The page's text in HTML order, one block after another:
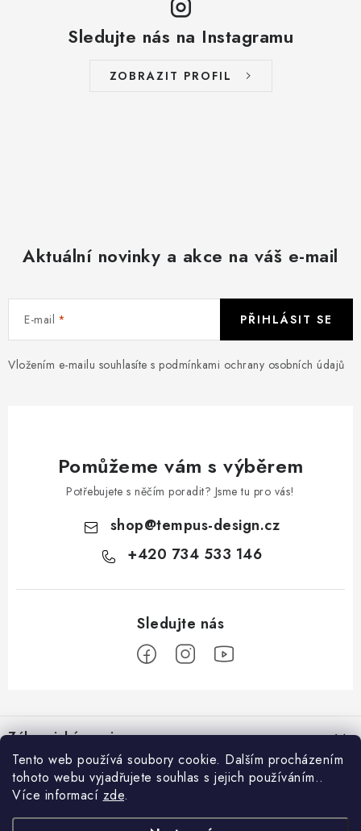
Tento web používá soubory cookie. Dalším procházením
tohoto webu vyjadřujete souhlas s jejich používáním..
Více informací zde.
Sledujte nás na Instagramu
ZOBRAZIT PROFIL
Aktuální novinky a akce na váš e-mail
E-mail
Vložením e-mailu souhlasíte s podmínkami ochrany osobních údajů
PŘIHLÁSIT SE
Pomůžeme vám s výběrem
Potřebujete s něčím poradit? Jsme tu pro vás!
shop@tempus-design.cz
+420 734 533 146
á
pZákaznický servis
Hodnocení obchodu
Registrace do VIP klubu
O nás
Užitečné odkazy
GDPR